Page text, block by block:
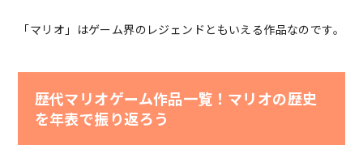
「マリオ」はゲーム界のレジェンドともいえる作品なのです。
歴代マリオゲーム作品一覧！マリオの歴史
を年表で振り返ろう